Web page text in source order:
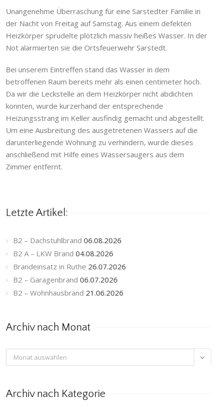
Unangenehme Überraschung für eine Sarstedter Familie in
der Nacht von Freitag auf Samstag. Aus einem defekten
Heizkörper sprudelte plötzlich massiv heißes Wasser. In der
Not alarmierten sie die Ortsfeuerwehr Sarstedt.
Bei unserem Eintreffen stand das Wasser in dem
betroffenen Raum bereits mehr als einen centimeter hoch.
Da wir die Leckstelle an dem Heizkörper nicht abdichten
konnten, wurde kurzerhand der entsprechende
Heizungsstrang im Keller ausfindig gemacht und abgestellt.
Um eine Ausbreitung des ausgetretenen Wassers auf die
darunterliegende Wohnung zu verhindern, wurde dieses
anschließend mit Hilfe eines Wassersaugers aus dem
Zimmer entfernt.
Letzte Artikel:
B2 – Dachstuhlbrand 06.08.2026
B2 A – LKW Brand 04.08.2026
Brandeinsatz in Ruthe 26.07.2026
B2 – Garagenbrand 06.07.2026
B2 – Wohnhausbrand 21.06.2026
Archiv nach Monat
Archiv
nach

Archiv nach Kategorie